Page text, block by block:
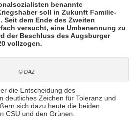
benannte
soll in Zukunft Familie-
Seit dem Ende des Zweiten
versucht, eine Umbenennung zu
der Beschluss des Augsburger
vollzogen.
© DAZ
die Entscheidung des
deutliches Zeichen für Toleranz und
sich dazu heute die beiden
CSU und den Grünen.